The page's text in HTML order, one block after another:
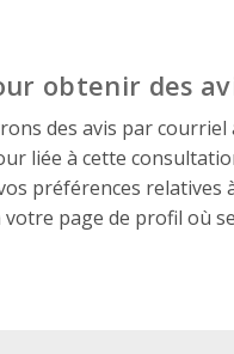
obtenir des
des avis par courriel
liée à cette
préférences relatives
page de profil où